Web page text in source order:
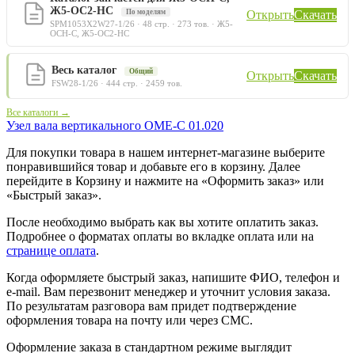
Ж5-ОС2-НС
По моделям
SPM1053X2W27-1/26 · 48 стр. · 273 тов. · Ж5-
ОСН-С, Ж5-ОС2-НС
ОткрытьСкачать
Весь каталог Общий
FSW28-1/26 · 444 стр. · 2459 тов.
ОткрытьСкачать
Все каталоги →
Узел вала вертикального ОМЕ-С 01.020
Для покупки товара в нашем интернет-магазине выберите
понравившийся товар и добавьте его в корзину. Далее
перейдите в Корзину и нажмите на «Оформить заказ» или
«Быстрый заказ».
После необходимо выбрать как вы хотите оплатить заказ.
Подробнее о форматах оплаты во вкладке оплата или на
странице оплата.
Когда оформляете быстрый заказ, напишите ФИО, телефон и
e-mail. Вам перезвонит менеджер и уточнит условия заказа.
По результатам разговора вам придет подтверждение
оформления товара на почту или через СМС.
Оформление заказа в стандартном режиме выглядит